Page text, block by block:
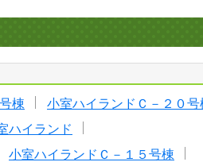
棟
小室ハイランドＣ－２０号
ハイランド
小室ハイランドＣ－１５号棟